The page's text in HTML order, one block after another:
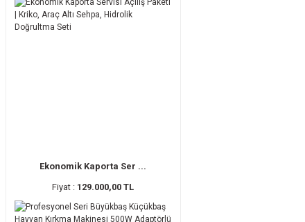
Ekonomik Kaporta Ser ...
Fiyat : 129.000,00 TL